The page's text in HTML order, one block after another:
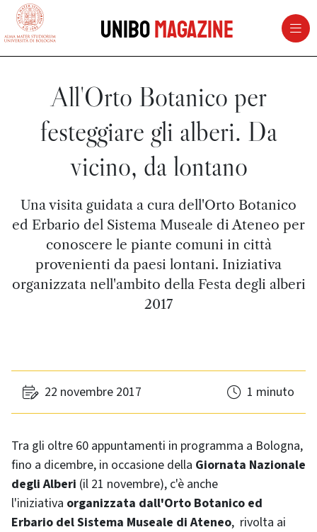
vai al contenuto della pagina
UniboMagazine
All'Orto Botanico per
festeggiare gli alberi. Da
vicino, da lontano
Una visita guidata a cura dell'Orto Botanico
ed Erbario del Sistema Museale di Ateneo per
conoscere le piante comuni in città
provenienti da paesi lontani. Iniziativa
organizzata nell'ambito della Festa degli alberi
2017
22 novembre 2017 1 minuto
Tra gli oltre 60 appuntamenti in programma a Bologna,
fino a dicembre, in occasione della Giornata Nazionale
degli Alberi (il 21 novembre), c'è anche
l'iniziativa organizzata dall'Orto Botanico ed
Erbario del Sistema Museale di Ateneo, rivolta ai